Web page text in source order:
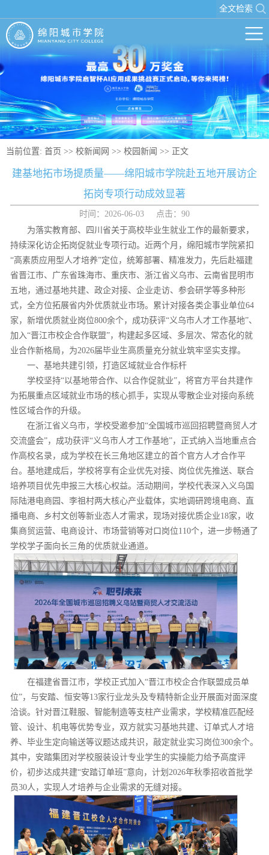
全文检索
当前位置: 首页 >> 校新闻网 >> 校园新闻 >> 正文
建基地拓市场提质量——绵阳城市学院赴五地开展访企
拓岗专项行动成效显著
时间：2026-06-03 点击： 90
为落实教育部、四川省关于高校毕业生就业工作的最新要求，
持续深化访企拓岗促就业专项行动。近两个月，绵阳城市学院紧扣
“高素质应用型人才培养”定位，统筹部署、精准发力，先后赴福建
省晋江市、广东省珠海市、重庆市、浙江省义乌市、云南省昆明市
五地，通过基地共建、政企对接、企业走访、参会研学等多种形
式，全方位拓展省内外优质就业市场。累计对接各类企事业单位64
家，新增优质就业岗位800余个，成功获评“义乌市人才工作基地”、
加入“晋江市校企合作联盟”，构建起多区域、多层次、常态化的就
业合作新格局，为2026届毕业生高质量充分就业筑牢坚实支撑。
一、基地共建引领，打造区域就业合作标杆
学校坚持“以基地带合作、以合作促就业”，将官方平台共建作
为拓展重点区域就业市场的核心抓手，实现从零散企业对接向系统
性区域合作的升级。
在浙江省义乌市，学校受邀参加“全国城市巡回招聘暨商贸人才
交流盛会”，成功获评“义乌市人才工作基地”，正式纳入当地重点合
作高校名录，成为学校在长三角地区建立的首个官方人才合作平
台。基地建成后，学校将享有企业优先对接、岗位优先推送、联合
培养项目优先申报三大核心权益。活动期间，学校代表深入义乌国
际陆港电商园、李祖村两大核心产业载体，实地调研跨境电商、直
播电商、乡村文创等新业态人才需求，现场对接优质企业18家，收
集商贸运营、电商设计、市场营销等对口岗位110个，进一步畅通了
学校学子面向长三角的优质就业通道。
在福建省晋江市，学校正式加入“晋江市校企合作联盟成员单
位”，与安踏、恒安等13家行业龙头及专精特新企业开展面对面深度
洽谈。针对晋江鞋服、智能制造等支柱产业需求，学校精准匹配经
管、设计、机电等优势专业，双方就实习基地共建、订单式人才培
养、毕业生定向输送等议题达成共识，敲定就业实习岗位300余个。
其中，安踏集团对学校服装设计专业学生的实操能力给予高度评
价，初步达成共建“安踏订单班”意向，计划2026年秋季招收首批学
员30人，实现人才培养与企业需求的无缝对接。